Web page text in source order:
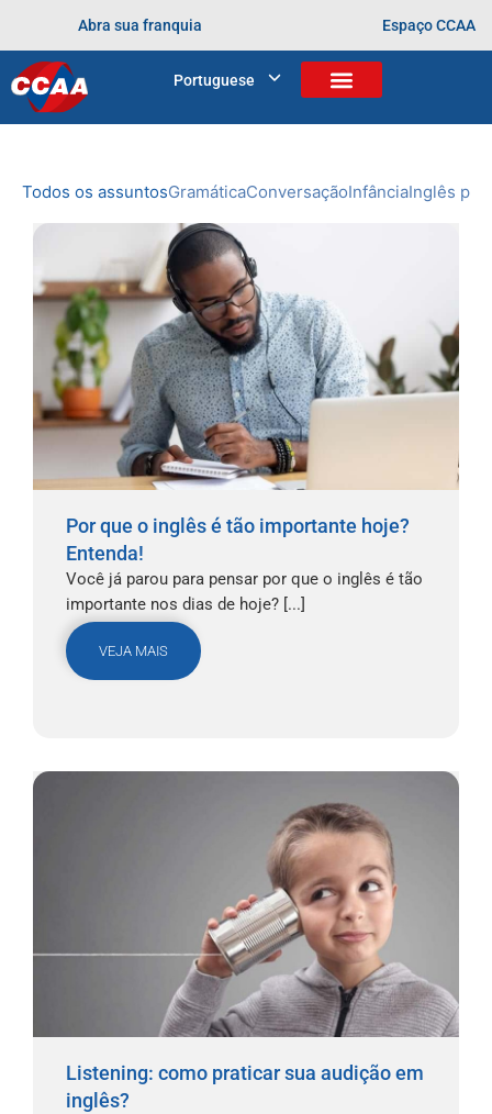
Abra sua franquia Espaço CCAA
Portuguese
Home > Cursos
Todos os assuntosGramáticaConversaçãoInfânciaInglês
Por que o inglês é tão importante hoje?
Entenda!
Você já parou para pensar por que o inglês é tão
importante nos dias de hoje? [...]
VEJA MAIS
Listening: como praticar sua audição em
inglês?